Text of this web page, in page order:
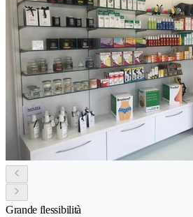
Grande flessibilità